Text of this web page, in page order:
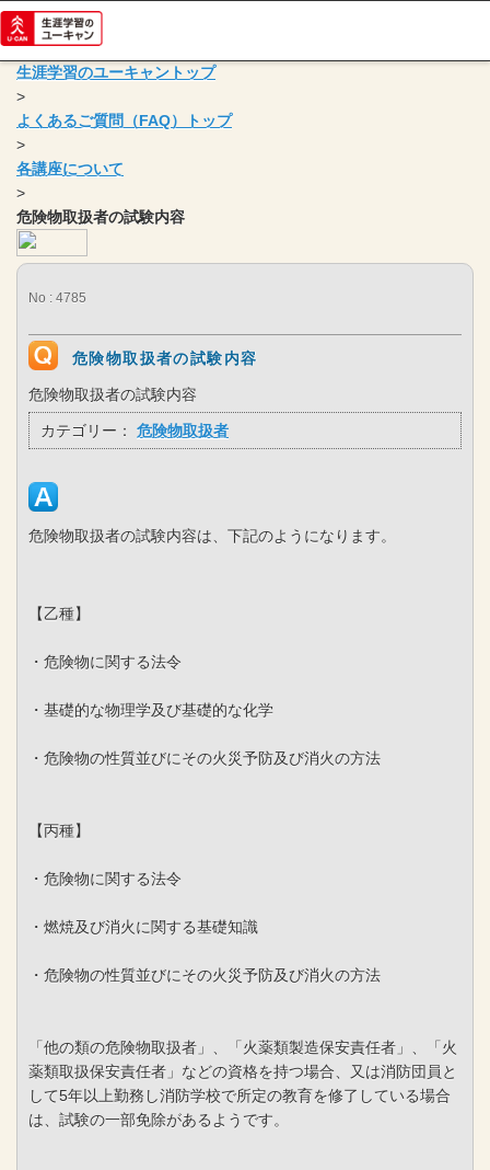
生涯学習のユーキャントップ
>
よくあるご質問（FAQ）トップ
>
各講座について
>
危険物取扱者の試験内容
No : 4785
危険物取扱者の試験内容
危険物取扱者の試験内容
カテゴリー： 危険物取扱者
危険物取扱者の試験内容は、下記のようになります。
【乙種】
・危険物に関する法令
・基礎的な物理学及び基礎的な化学
・危険物の性質並びにその火災予防及び消火の方法
【丙種】
・危険物に関する法令
・燃焼及び消火に関する基礎知識
・危険物の性質並びにその火災予防及び消火の方法
「他の類の危険物取扱者」、「火薬類製造保安責任者」、「火
薬類取扱保安責任者」などの資格を持つ場合、又は消防団員と
して5年以上勤務し消防学校で所定の教育を修了している場合
は、試験の一部免除があるようです。